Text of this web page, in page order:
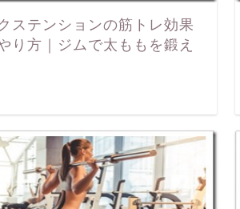
ステンションの筋トレ効果
り方｜ジムで太ももを鍛え